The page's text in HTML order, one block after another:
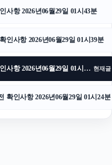
사항 2026년06월29일 01시43분
인사항 2026년06월29일 01시39분
양천하수구막힘 상담 전 확인사항 2026년06월29일 01시34분 현재글
확인사항 2026년06월29일 01시24분